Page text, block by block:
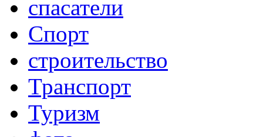
спасатели
Спорт
строительство
Транспорт
Туризм